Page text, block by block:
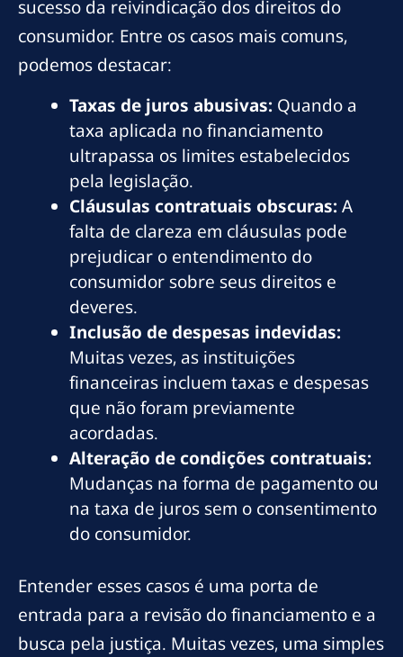
sucesso da reivindicação dos direitos do
consumidor. Entre os casos mais comuns,
podemos destacar:
Taxas de juros abusivas: Quando a
taxa aplicada no financiamento
ultrapassa os limites estabelecidos
pela legislação.
Cláusulas contratuais obscuras:A
falta de clareza em cláusulas pode
prejudicar o entendimento do
consumidor sobre seus direitos e
deveres.
Inclusão de despesas indevidas:
Muitas vezes, as instituições
financeiras incluem taxas e despesas
que não foram previamente
acordadas.
Alteração de condições contratuais:
Mudanças na forma de pagamento ou
na taxa de juros sem o consentimento
do consumidor.
Entender esses casos é uma porta de
entrada para a revisão do financiamento e a
busca pela justiça. Muitas vezes, uma simples